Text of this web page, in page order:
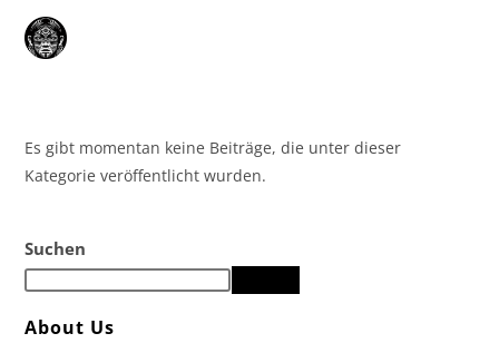
Inhalt
Es gibt momentan keine Beiträge, die unter dieser
Kategorie veröffentlicht wurden.
Suchen
About Us